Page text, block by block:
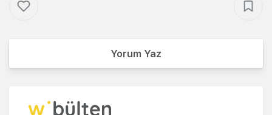
Yorum Yaz